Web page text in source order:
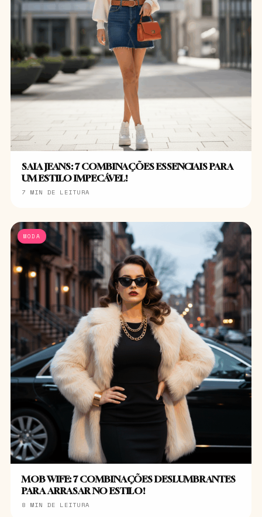
SAIA JEANS: 7 COMBINAÇÕES ESSENCIAIS PARA
UM ESTILO IMPECÁVEL!
7 MIN DE LEITURA
MODA
MOB WIFE: 7 COMBINAÇÕES DESLUMBRANTES
PARA ARRASAR NO ESTILO!
8 MIN DE LEITURA